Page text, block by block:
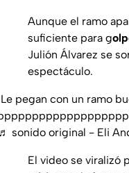
Aunque el ramo
suficiente para g
Julión Álvarez se
espectáculo.
Le pegan con un ramo
♬ sonido original - Eli
El video se viralizó